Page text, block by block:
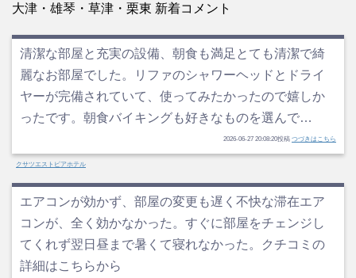
大津・雄琴・草津・栗東 新着コメント
清潔な部屋と充実の設備、朝食も満足とても清潔で綺
麗なお部屋でした。リファのシャワーヘッドとドライ
ヤーが完備されていて、使ってみたかったので嬉しか
ったです。朝食バイキングも好きなものを選んで…
2026-06-27 20:08:20投稿 つづきはこちら
クサツエストピアホテル
エアコンが効かず、部屋の変更も遅く不快な滞在エア
コンが、全く効かなかった。すぐに部屋をチェンジし
てくれず翌日昼まで暑くて寝れなかった。クチコミの
詳細はこちらから